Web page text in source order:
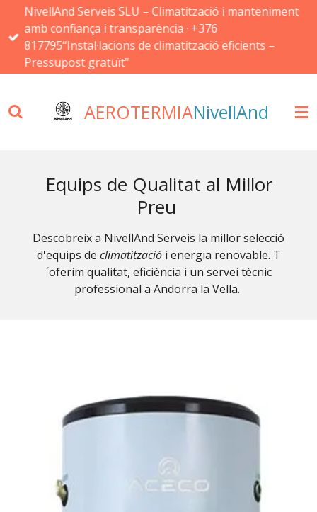
contenido
principal
NivellAnd Serveis SLU – Climatització i manteniment
amb confiança i transparència · +376
817795“Instal·lacions de climatització eficients –
Pressupost gratuït”
AEROTERMIANivellAnd
Equips de Qualitat al Millor
Preu
Descobreix a NivellAnd Serveis la millor selecció
d'equips de climatitzaciói energia renovable. T
´oferim qualitat, eficiència i un servei tècnic
professional a Andorra la Vella.